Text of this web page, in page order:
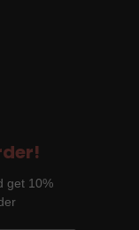
get 10%